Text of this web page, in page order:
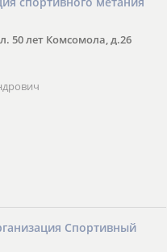
50 лет Комсомола, д.26
Спортивный